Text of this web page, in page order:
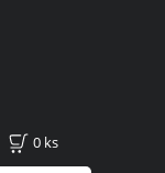
0 ks